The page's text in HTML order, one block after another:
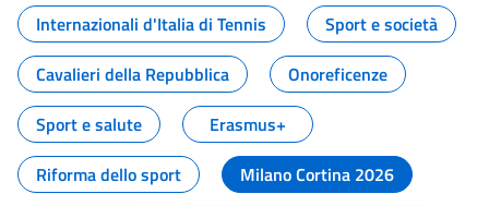
Internazionali d'Italia di Tennis
Sport e società
Cavalieri della Repubblica
Onoreficenze
Sport e salute
Erasmus+
Riforma dello sport
Milano Cortina 2026